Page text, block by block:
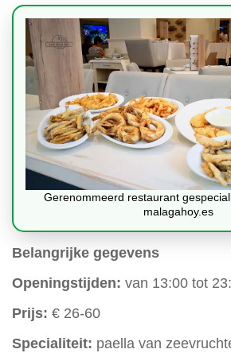
Gerenommeerd restaurant
malagahoy.es
Belangrijke gegevens
Openingstijden: van 13:00 tot
Prijs: € 26-60
Specialiteit: paella van